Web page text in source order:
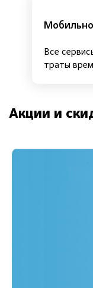
Все
траты
Акции и